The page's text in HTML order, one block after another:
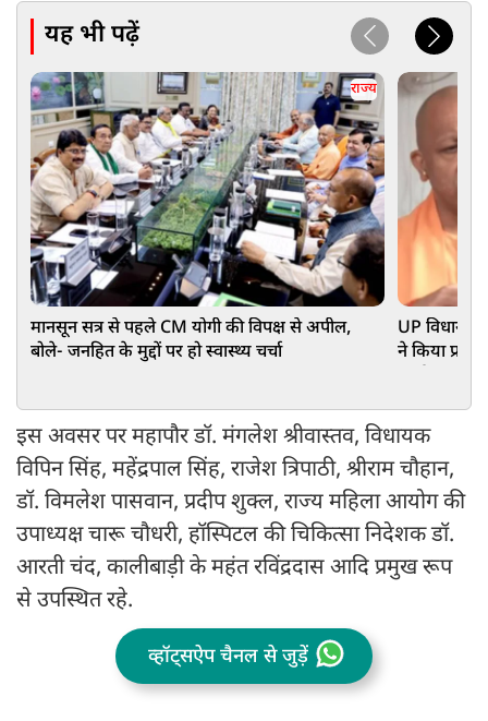
यह भी पढ़ें
राज्य
मानसून सत्र से पहले CM योगी की विपक्ष से अपील,
बोले- जनहित के मुद्दों पर हो स्वास्थ्य चर्चा
UP
ने किया
इस अवसर पर महापौर डॉ. मंगलेश श्रीवास्तव, विधायक
विपिन सिंह, महेंद्रपाल सिंह, राजेश त्रिपाठी, श्रीराम चौहान,
डॉ. विमलेश पासवान, प्रदीप शुक्ल, राज्य महिला आयोग की
उपाध्यक्ष चारू चौधरी, हॉस्पिटल की चिकित्सा निदेशक डॉ.
आरती चंद, कालीबाड़ी के महंत रविंद्रदास आदि प्रमुख रूप
से उपस्थित रहे.
व्हॉट्सऐप चैनल से जुड़ें